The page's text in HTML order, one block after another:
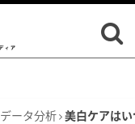
データ分析 美白ケアは